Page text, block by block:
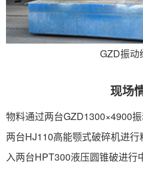
GZD振动
现场
物料通过两台GZD1300×4900
两台HJ110高能颚式破碎机进
入两台HPT300液压圆锥破进行